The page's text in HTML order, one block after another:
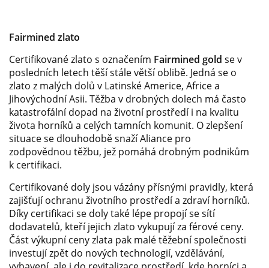
Fairmined zlato
Certifikované zlato s označením Fairmined gold se v
posledních letech těší stále větší oblibě. Jedná se o
zlato z malých dolů v Latinské Americe, Africe a
Jihovýchodní Asii. Těžba v drobných dolech má často
katastrofální dopad na životní prostředí i na kvalitu
života horníků a celých tamních komunit. O zlepšení
situace se dlouhodobě snaží Aliance pro
zodpovědnou těžbu, jež pomáhá drobným podnikům
k certifikaci.
Certifikované doly jsou vázány přísnými pravidly, která
zajišťují ochranu životního prostředí a zdraví horníků.
Díky certifikaci se doly také lépe propojí se sítí
dodavatelů, kteří jejich zlato vykupují za férové ceny.
Část výkupní ceny zlata pak malé těžební společnosti
investují zpět do nových technologií, vzdělávání,